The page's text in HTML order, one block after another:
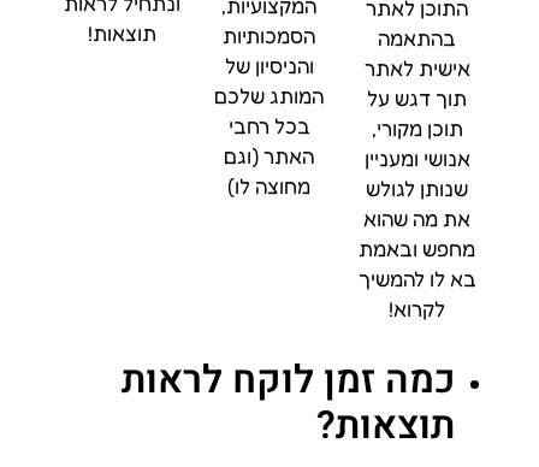
התוכן לאתר
בהתאמה
אישית לאתר
תוך דגש על
תוכן מקורי,
אנושי ומעניין
שנותן לגולש
את מה שהוא
מחפש ובאמת
בא לו להמשיך
לקרוא!
המקצועיות,
הסמכותיות
והניסיון של
המותג שלכם
בכל רחבי
האתר (וגם
מחוצה לו)
תוצאות!
כמה זמן לוקח לראות
תוצאות?